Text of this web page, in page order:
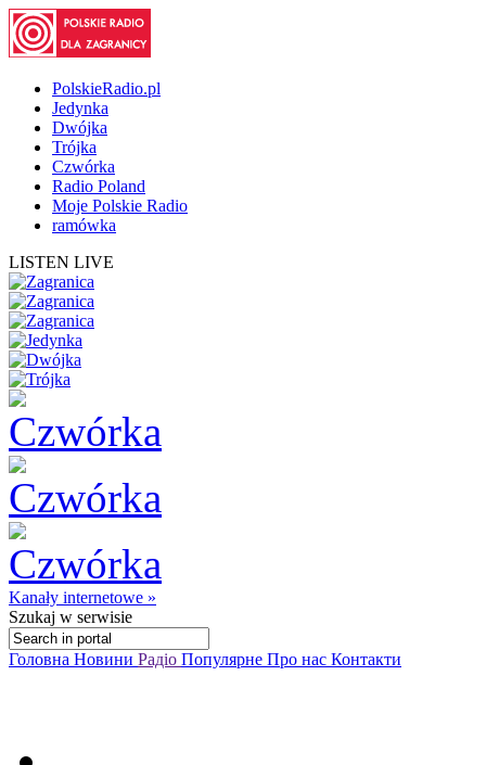
PolskieRadio.pl
Jedynka
Dwójka
Trójka
Czwórka
Radio Poland
Moje Polskie Radio
ramówka
LISTEN LIVE
Kanały internetowe »
Szukaj w serwisie
Головна Новини Радіо Популярне Про нас Контакти